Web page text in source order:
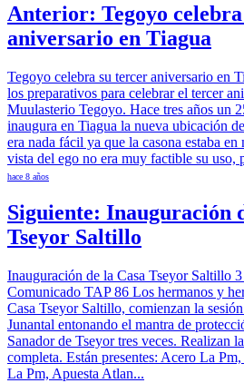
Anterior: Tegoyo
aniversario en Tiagua
Tegoyo celebra su tercer aniversario en
los preparativos para celebrar el tercer
Muulasterio Tegoyo. Hace tres años un
inaugura en Tiagua la nueva ubicación
era nada fácil ya que la casona estaba
vista del ego no era muy factible su uso,
hace 8 años
Siguiente: Inauguración
Tseyor Saltillo
Inauguración de la Casa Tseyor Saltillo
Comunicado TAP 86 Los hermanos y
Casa Tseyor Saltillo, comienzan la
Junantal entonando el mantra de
Sanador de Tseyor tres veces. Realizan
completa. Están presentes: Acero La
La Pm, Apuesta Atlan...